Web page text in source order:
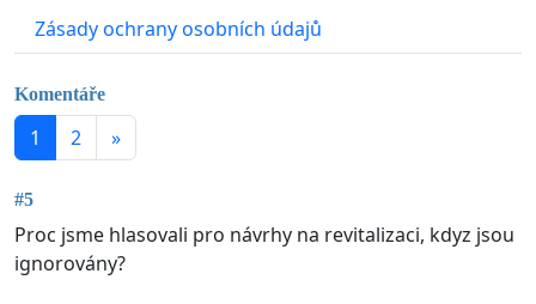
Zásady ochrany osobních údajů
Komentáře
1 2 »
#5
Proc jsme hlasovali pro návrhy na revitalizaci, kdyz jsou
ignorovány?